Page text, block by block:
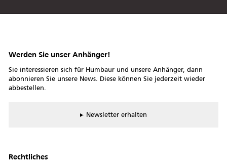
Werden Sie unser Anhänger!
Sie interessieren sich für Humbaur und unsere Anhänger, dann
abonnieren Sie unsere News. Diese können Sie jederzeit wieder
abbestellen.
Newsletter erhalten
Rechtliches